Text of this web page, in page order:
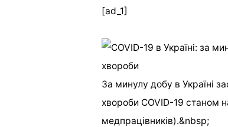
[ad_1]
За минулу добу в Україні
хвороби COVID-19 станом
медпрацівників).&nbsp;